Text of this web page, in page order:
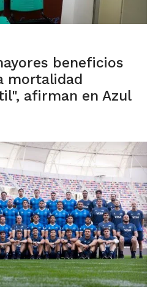
beneficios
mortalidad
afirman en Azul